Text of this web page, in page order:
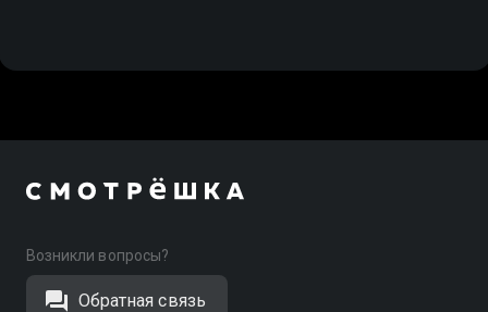
Возникли вопросы?
Обратная связь